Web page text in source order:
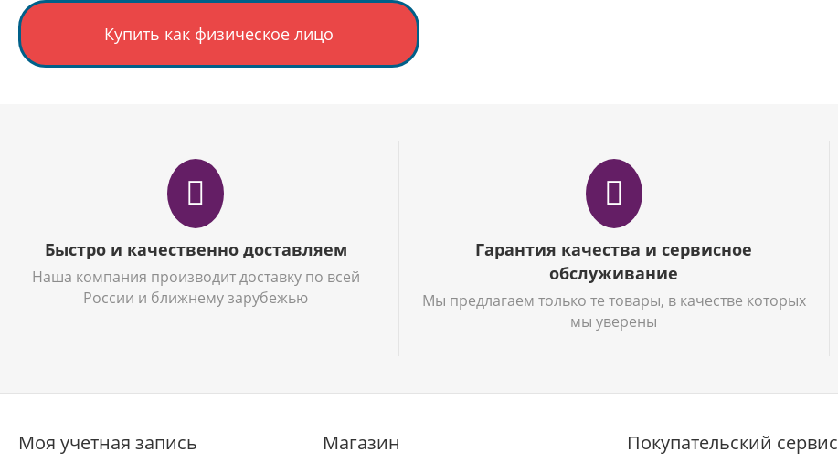
Купить как физическое лицо
Быстро и качественно доставляем
Наша компания производит доставку по всей
России и ближнему зарубежью
Гарантия качества и сервисное
обслуживание
Мы предлагаем только те товары, в качестве которых
мы уверены
Моя учетная запись Магазин Покупательский сервис